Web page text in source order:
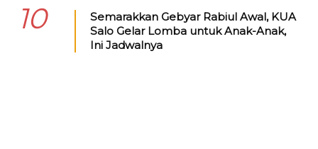
10
Semarakkan Gebyar Rabiul Awal, KUA
Salo Gelar Lomba untuk Anak-Anak,
Ini Jadwalnya